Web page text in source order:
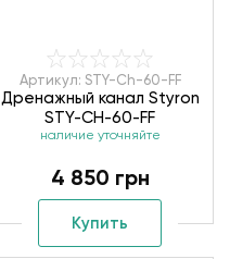
Артикул: STY-Ch-60-FF
Дренажный канал Styron
STY-CH-60-FF
наличие уточняйте
4 850 грн
Купить